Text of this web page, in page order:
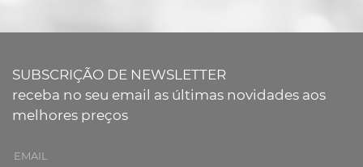
SUBSCRIÇÃO DE NEWSLETTER
receba no seu email as últimas novidades aos
melhores preços